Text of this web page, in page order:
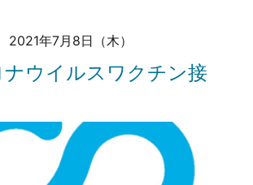
2021年7月8日（木）
ナウイルスワクチン接